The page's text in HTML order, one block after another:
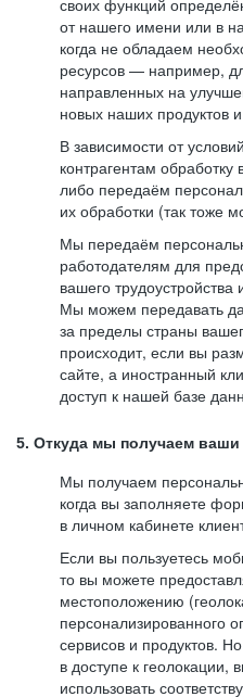
своих функций
от нашего имени или в
когда не обладаем
ресурсов — например,
направленных на
новых наших продуктов
В зависимости от
контрагентам
либо передаём
их обработки (так тоже
Мы передаём
работодателям для
вашего трудоустройства
Мы можем передавать
за пределы страны
происходит, если вы
сайте, а иностранный
доступ к нашей базе
5. Откуда мы получаем
Мы получаем
когда вы заполняете
в личном кабинете
Если вы пользуетесь
то вы можете
местоположению
персонализированного
сервисов и продуктов.
в доступе к геолокации,
использовать